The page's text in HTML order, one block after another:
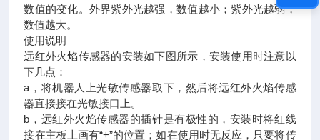
数值的变化。外界紫外光越强，数值越小；紫外光越弱，
数值越大。
使用说明
远红外火焰传感器的安装如下图所示，安装使用时注意以
下几点：
a，将机器人上光敏传感器取下，然后将远红外火焰传感
器直接接在光敏接口上。
b，远红外火焰传感器的插针是有极性的，安装时将红线
接在主板上画有“+”的位置；如在使用时无反应，只要将传